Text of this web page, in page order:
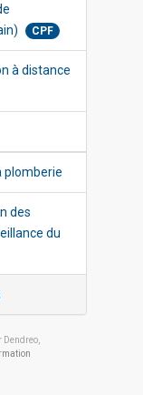
CPF
à distance
plomberie
des
du